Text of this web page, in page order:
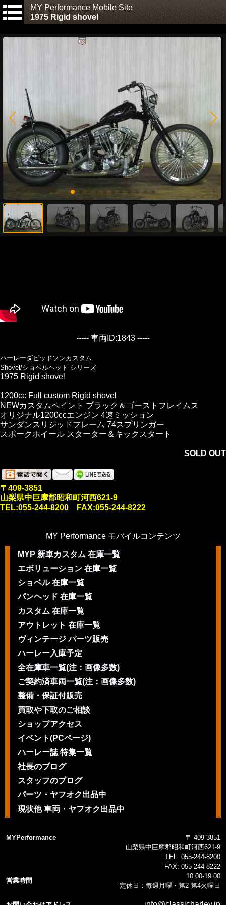
MY Performance Mobile Site
1975 Rigid shovel
----- 車両ID:1843 -----
ハーレーダビッドソンカスタム
Shovel/ショベルヘッド シリーズ
1975 Rigid shovel
1200cc Full custom Rigid shovel
NEWカスタムペイント ブラック＆ゴーストフレイムス
オリジナル1200ccエンジン 4速ミッション
サンダンスリジッドフレーム 74スプリンガー
スポークホイール スターター＆キックスタート
SOLD OUT
〒409-3851
山梨県中巨摩郡昭和町河西621-9
TEL:055-244-8200 FAX:055-244-8222
MY Performance モバイルコンテンツ
MYP 新車カスタム 在庫一覧
エボリューション 在庫一覧
ショベル 在庫一覧
パンヘッド 在庫一覧
カスタム 在庫一覧
アウトレット 在庫一覧
ヴィンテージ パーツ販売
ハーレー入庫予定
全在庫車一覧(注：画像多数)
ご契約済車両一覧(注：画像多数)
整備・保証付販売
買取や下取のご相談
ショップアクセス
イベント(PCページ)
ハーレー誌 特集一覧
社長のブログ
スタッフのブログ
パーツ・ヤフオク出品中
現状他 車両・ヤフオク出品中
MYPerformance
〒 409-3851
山梨県中巨摩郡昭和町河西621-9
TEL: 055-244-8200
FAX: 055-244-8222
営業時間
10:00-19:00
定休日：毎週月曜・第2 第4火曜日